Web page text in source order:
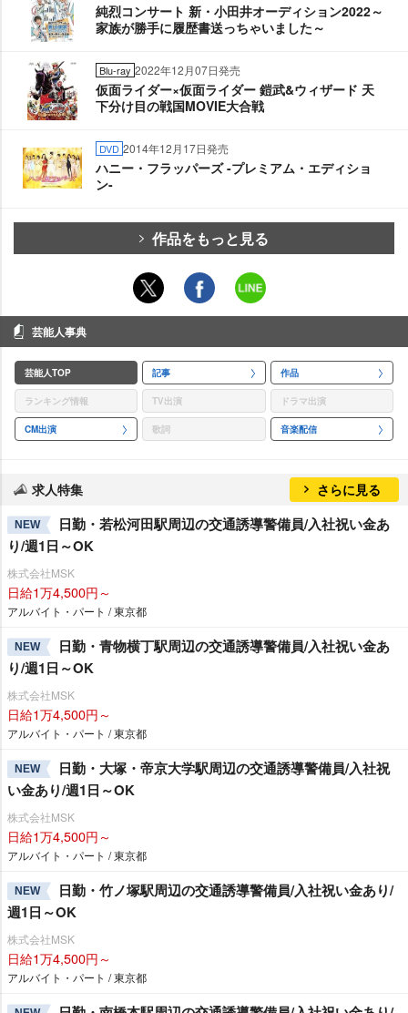
純烈コンサート 新・小田井オーディション2022～
家族が勝手に履歴書送っちゃいました～
Blu-ray 2022年12月07日発売
仮面ライダー×仮面ライダー 鎧武&ウィザード 天
下分け目の戦国MOVIE大合戦
DVD 2014年12月17日発売
ハニー・フラッパーズ -プレミアム・エディショ
ン-
作品をもっと見る
芸能人事典
芸能人TOP 記事 作品
ランキング情報 TV出演 ドラマ出演
CM出演 歌詞 音楽配信
求人特集 さらに見る
NEW
日勤・若松河田駅周辺の交通誘導警備員/入社祝い金あ
り/週1日～OK
株式会社MSK
日給1万4,500円～
アルバイト・パート / 東京都
NEW
日勤・青物横丁駅周辺の交通誘導警備員/入社祝い金あ
り/週1日～OK
株式会社MSK
日給1万4,500円～
アルバイト・パート / 東京都
NEW
日勤・大塚・帝京大学駅周辺の交通誘導警備員/入社祝
い金あり/週1日～OK
株式会社MSK
日給1万4,500円～
アルバイト・パート / 東京都
NEW
日勤・竹ノ塚駅周辺の交通誘導警備員/入社祝い金あり/
週1日～OK
株式会社MSK
日給1万4,500円～
アルバイト・パート / 東京都